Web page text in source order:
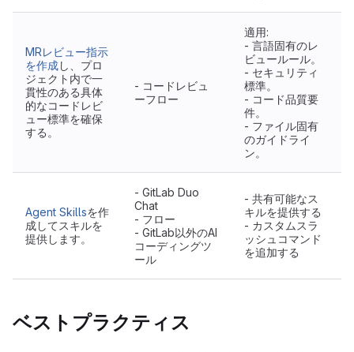
MRレビュー指示
を作成し、プロ
ジェクト内で一
貫性のある具体
的なコードレビ
ュー標準を確保
する。
- コードレビュ
ーフロー
適用:
- 言語固有のレ
ビュールール。
- セキュリティ
標準。
- コード品質要
件。
- ファイル固有
のガイドライ
ン。
Agent Skillsを作
成してスキルを
提供します。
- GitLab Duo
Chat
- フロー
- GitLab以外のAI
コーディングツ
ール
- 共有可能なス
キルを提供する
- カスタムスラ
ッシュコマンド
を追加する
ベストプラクティス